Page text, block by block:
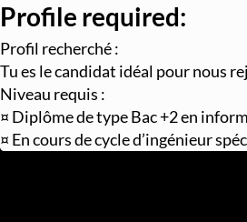
Profile required:
Profil recherché :
Tu es le candidat idéal pour nous
Niveau requis :
¤ Diplôme de type Bac +2 en
¤ En cours de cycle d’ingénieur